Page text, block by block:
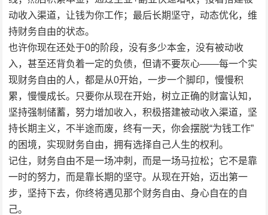
动收入渠道，让钱为你工作；最后长期坚守，动态优化，维
持财务自由的状态。
也许你现在还处于0的阶段，没有多少本金，没有被动收
入，甚至还背负着一定的负债，但请不要灰心——每一个实
现财务自由的人，都是从0开始，一步一个脚印，慢慢积
累，慢慢成长。只要你从现在开始，树立正确的财富认知，
坚持强制储蓄，努力增加收入，积极搭建被动收入渠道，坚
持长期主义，不半途而废，终有一天，你会摆脱“为钱工作”
的困境，实现财务自由，拥有选择自己人生的权利。
记住，财务自由不是一场冲刺，而是一场马拉松；它不是靠
一时的努力，而是靠长期的坚守。从现在开始，迈出第一
步，坚持下去，你终将遇见那个财务自由、身心自在的自
己。